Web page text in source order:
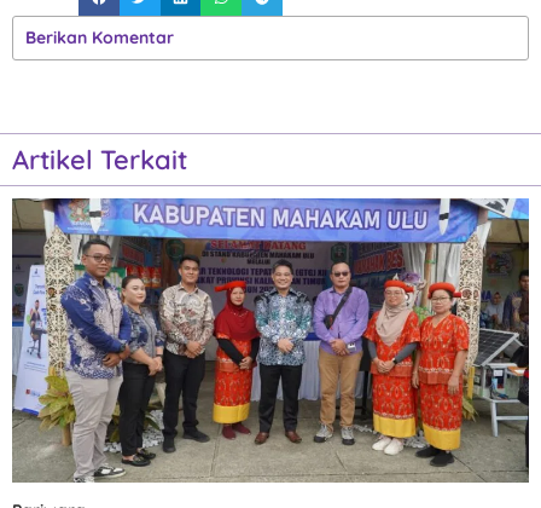
Berikan Komentar
Artikel Terkait